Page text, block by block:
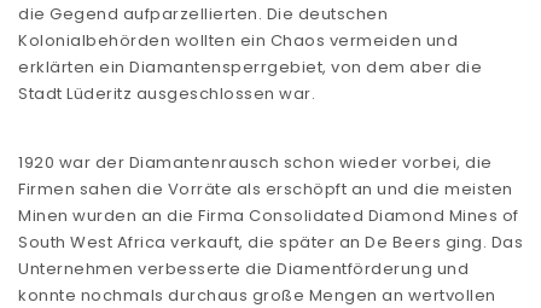
die Gegend aufparzellierten. Die deutschen
Kolonialbehörden wollten ein Chaos vermeiden und
erklärten ein Diamantensperrgebiet, von dem aber die
Stadt Lüderitz ausgeschlossen war.
1920 war der Diamantenrausch schon wieder vorbei, die
Firmen sahen die Vorräte als erschöpft an und die meisten
Minen wurden an die Firma Consolidated Diamond Mines of
South West Africa verkauft, die später an De Beers ging. Das
Unternehmen verbesserte die Diamentförderung und
konnte nochmals durchaus große Mengen an wertvollen